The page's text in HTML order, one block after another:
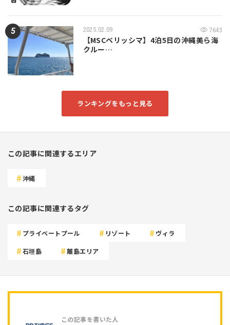
2025.02.09 7643
【MSCベリッシマ】4泊5日の沖縄美ら海
クルー…
ランキングをもっと見る
この記事に関連するエリア
沖縄
この記事に関連するタグ
プライベートプール リゾート ヴィラ
石垣島 離島エリア